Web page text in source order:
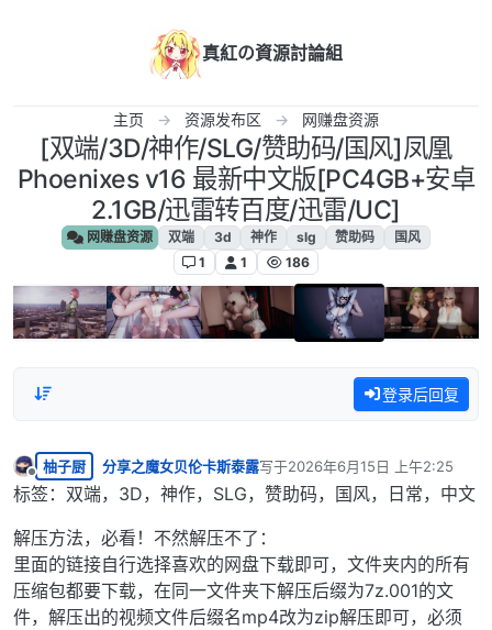
真紅の資源討論組
主页 资源发布区 网赚盘资源
[双端/3D/神作/SLG/赞助码/国风]凤凰
Phoenixes v16 最新中文版[PC4GB+安卓
2.1GB/迅雷转百度/迅雷/UC]
网赚盘资源 双端 3d 神作 slg 赞助码
国风
1
1 186
登录后回复
离线
柚子厨 分享之魔女贝伦卡斯泰露写于2026年6月15日 上午2:25
最后由 编辑
标签：双端，3D，神作，SLG，赞助码，国风，日常，中文
解压方法，必看！不然解压不了：
里面的链接自行选择喜欢的网盘下载即可，文件夹内的所有
压缩包都要下载，在同一文件夹下解压后缀为7z.001的文
件，解压出的视频文件后缀名mp4改为zip解压即可，必须